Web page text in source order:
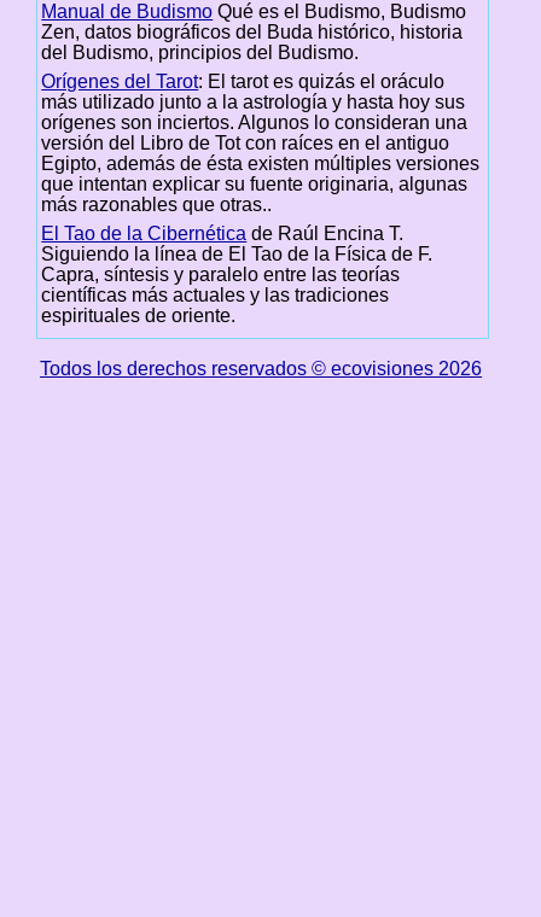
Manual de Budismo Qué es el Budismo, Budismo
Zen, datos biográficos del Buda histórico, historia
del Budismo, principios del Budismo.
Orígenes del Tarot: El tarot es quizás el oráculo
más utilizado junto a la astrología y hasta hoy sus
orígenes son inciertos. Algunos lo consideran una
versión del Libro de Tot con raíces en el antiguo
Egipto, además de ésta existen múltiples versiones
que intentan explicar su fuente originaria, algunas
más razonables que otras..
El Tao de la Cibernética de Raúl Encina T.
Siguiendo la línea de El Tao de la Física de F.
Capra, síntesis y paralelo entre las teorías
científicas más actuales y las tradiciones
espirituales de oriente.
Todos los derechos reservados © ecovisiones 2026